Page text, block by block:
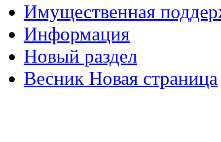
Имущественная
Информация
Новый раздел
Весник Новая страница